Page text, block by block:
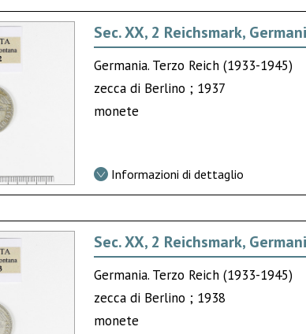
Sec. XX, 2 Reichsmark,
Germania. Terzo Reich (1933-1945)
zecca di Berlino ; 1937
monete
Informazioni di dettaglio
Sec. XX, 2 Reichsmark,
Germania. Terzo Reich (1933-1945)
zecca di Berlino ; 1938
monete